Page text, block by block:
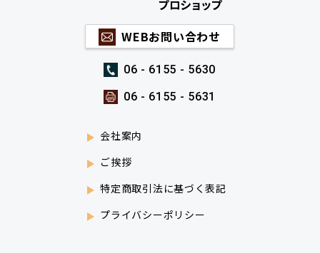
WEBお問い合わせ
06 - 6155 - 5630
06 - 6155 - 5631
会社案内
ご挨拶
特定商取引法に基づく表記
プライバシーポリシー